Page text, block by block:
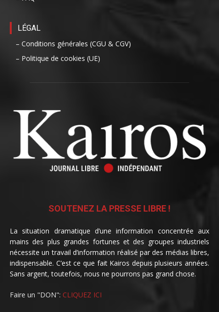
LÉGAL
– Conditions générales (CGU & CGV)
– Politique de cookies (UE)
SOUTENEZ LA PRESSE LIBRE !
La situation dramatique d’une information concentrée aux
mains des plus grandes fortunes et des groupes industriels
nécessite un travail d’information réalisé par des médias libres,
indispensable. C’est ce que fait Kairos depuis plusieurs années.
Sans argent, toutefois, nous ne pourrons pas grand chose.
Faire un "DON": CLIQUEZ ICI